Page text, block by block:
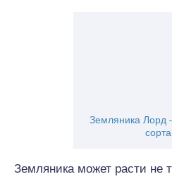
Земляника Лорд
сорта
Земляника может расти не